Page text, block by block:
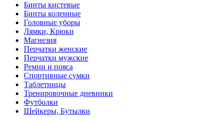
Бинты кистевые
Бинты коленные
Головные уборы
Лямки, Крюки
Магнезия
Перчатки женские
Перчатки мужские
Ремни и пояса
Спортивные сумки
Таблетницы
Тренировочные дневники
Футболки
Шейкеры, Бутылки